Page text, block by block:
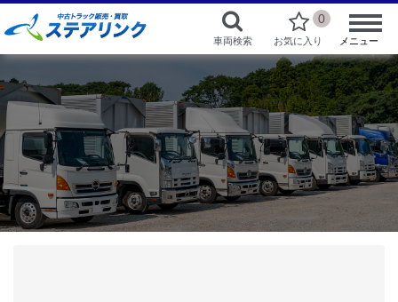
車両検索
0
お気に入り メニュー